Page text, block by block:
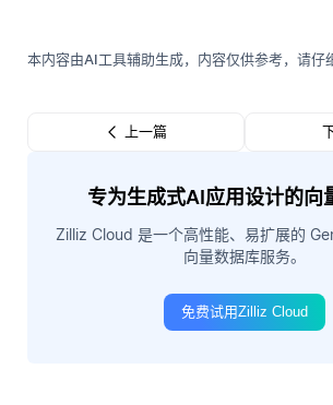
本内容由AI工具辅助生成，内容仅供参考，请仔
上一篇
专为生成式AI应用设计的向
Zilliz Cloud 是一个高性能、易扩展的
向量数据库服务。
免费试用Zilliz Cloud